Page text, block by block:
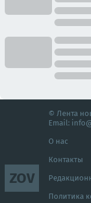
ZOV
© Лента
Email:
О нас
Контакты
Политика